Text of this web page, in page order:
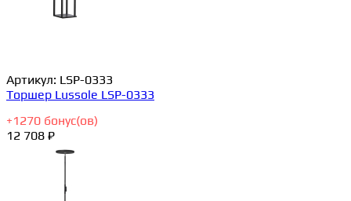
Артикул: LSP-0333
Торшер Lussole LSP-0333
+1270 бонус(ов)
12 708 ₽